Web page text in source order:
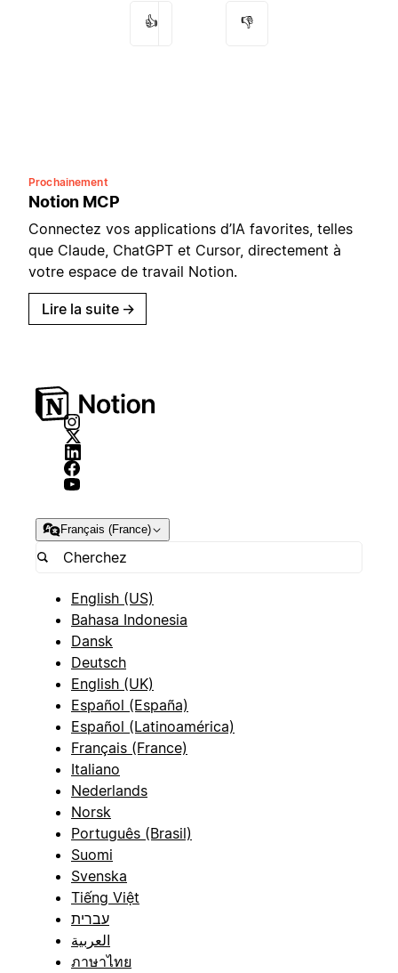
👍 👎
Prochainement
Notion MCP
Connectez vos applications d’IA favorites, telles
que Claude, ChatGPT et Cursor, directement à
votre espace de travail Notion.
Lire la suite →
Français (France)
English (US)
Bahasa Indonesia
Dansk
Deutsch
English (UK)
Español (España)
Español (Latinoamérica)
Français (France)
Italiano
Nederlands
Norsk
Português (Brasil)
Suomi
Svenska
Tiếng Việt
עברית
العربية
ภาษาไทย